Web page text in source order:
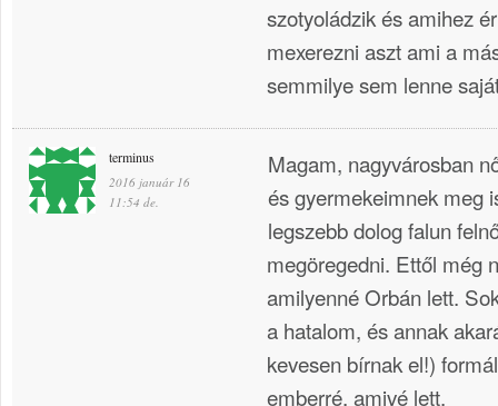
szotyoládzik és amihez
mexerezni aszt ami a
semmilye sem lenne
terminus
2016 január 16
11:54 de.
Magam, nagyvárosban
és gyermekeimnek meg
legszebb dolog falun
megöregedni. Ettől még
amilyenné Orbán lett.
a hatalom, és annak
kevesen bírnak el!)
emberré, amivé lett.